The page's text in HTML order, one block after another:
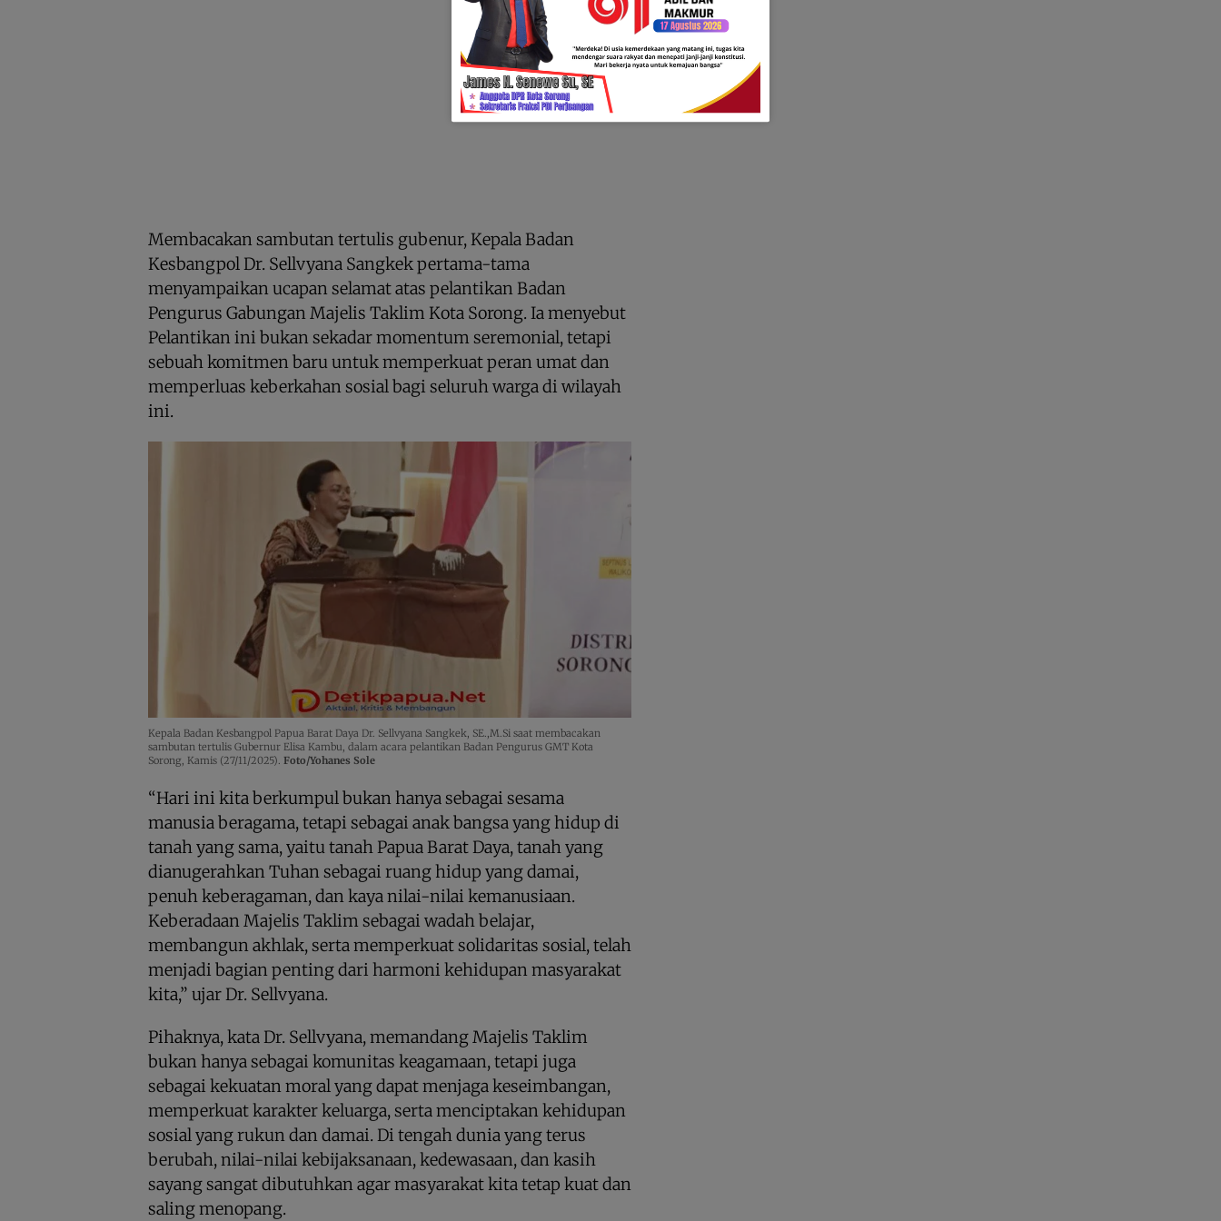
Membacakan sambutan tertulis gubenur, Kepala Badan
Kesbangpol Dr. Sellvyana Sangkek pertama-tama
menyampaikan ucapan selamat atas pelantikan Badan
Pengurus Gabungan Majelis Taklim Kota Sorong. Ia menyebut
Pelantikan ini bukan sekadar momentum seremonial, tetapi
sebuah komitmen baru untuk memperkuat peran umat dan
memperluas keberkahan sosial bagi seluruh warga di wilayah
ini.
Kepala Badan Kesbangpol Papua Barat Daya Dr. Sellvyana Sangkek, SE.,M.Si saat membacakan
sambutan tertulis Gubernur Elisa Kambu, dalam acara pelantikan Badan Pengurus GMT Kota
Sorong, Kamis (27/11/2025). Foto/Yohanes Sole
“Hari ini kita berkumpul bukan hanya sebagai sesama
manusia beragama, tetapi sebagai anak bangsa yang hidup di
tanah yang sama, yaitu tanah Papua Barat Daya, tanah yang
dianugerahkan Tuhan sebagai ruang hidup yang damai,
penuh keberagaman, dan kaya nilai-nilai kemanusiaan.
Keberadaan Majelis Taklim sebagai wadah belajar,
membangun akhlak, serta memperkuat solidaritas sosial, telah
menjadi bagian penting dari harmoni kehidupan masyarakat
kita,” ujar Dr. Sellvyana.
Pihaknya, kata Dr. Sellvyana, memandang Majelis Taklim
bukan hanya sebagai komunitas keagamaan, tetapi juga
sebagai kekuatan moral yang dapat menjaga keseimbangan,
memperkuat karakter keluarga, serta menciptakan kehidupan
sosial yang rukun dan damai. Di tengah dunia yang terus
berubah, nilai-nilai kebijaksanaan, kedewasaan, dan kasih
sayang sangat dibutuhkan agar masyarakat kita tetap kuat dan
saling menopang.